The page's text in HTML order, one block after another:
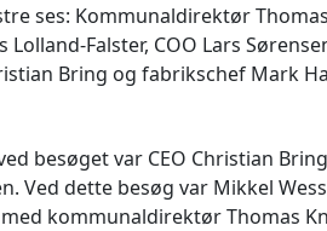
ses: Kommunaldirektør
Lolland-Falster, COO Lars
Bring og fabrikschef Mark
besøget var CEO Christian
Ved dette besøg var Mikkel
kommunaldirektør Thomas